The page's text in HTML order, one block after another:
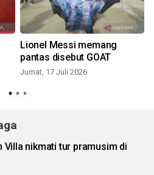
Lionel Messi memang
pantas disebut GOAT
Jumat, 17 Juli 2026
Villa nikmati tur pramusim di